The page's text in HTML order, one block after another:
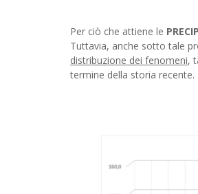
Per ciò che attiene le
Tuttavia, anche sotto tale
distribuzione dei fenomeni,
termine della storia recente.